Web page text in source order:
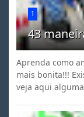
1
43
Aprenda como
mais bonita!!!
veja aqui